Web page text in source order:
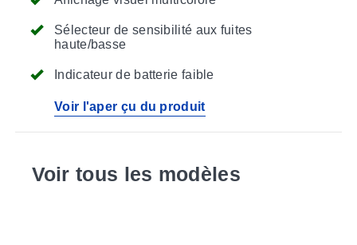
Sélecteur de sensibilité aux fuites
haute/basse
Indicateur de batterie faible
Voir l'aper çu du produit
Voir tous les modèles